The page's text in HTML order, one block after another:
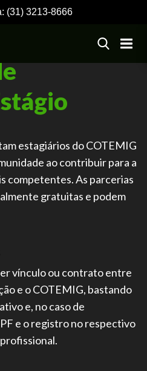
(31) 3213-8666
estagiários do COTEMIG
ao contribuir para a
competentes. As parcerias
gratuitas e podem
vínculo ou contrato entre
e o COTEMIG, bastando
e, no caso de
e o registro no respectivo